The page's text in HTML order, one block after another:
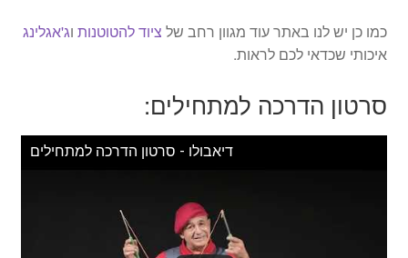
כמו כן יש לנו באתר עוד מגוון רחב של ציוד להטוטנות וג'אגלינג
איכותי שכדאי לכם לראות.
סרטון הדרכה למתחילים:
דיאבולו - סרטון הדרכה למתחילים